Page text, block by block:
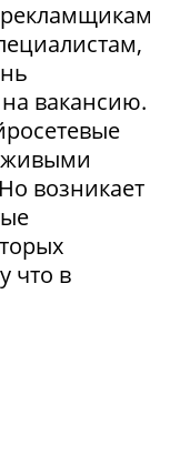
вакансию.
живыми
возникает
что в